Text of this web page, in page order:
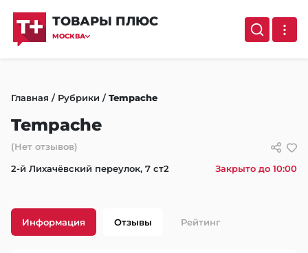
ТОВАРЫ ПЛЮС
МОСКВА
Главная / Рубрики /Tempache
Tempache
(Нет отзывов)
2-й Лихачёвский переулок, 7 ст2
Закрыто до 10:00
Информация Отзывы Рейтинг